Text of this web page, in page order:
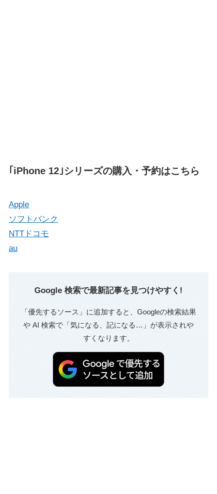
｢iPhone 12｣シリーズの購入・予約はこちら
Apple
ソフトバンク
NTTドコモ
au
Google 検索で最新記事を見つけやすく!
「優先するソース」に追加すると、Googleの検索結果
や AI 検索で「気になる、記になる…」が表示されや
すくなります。